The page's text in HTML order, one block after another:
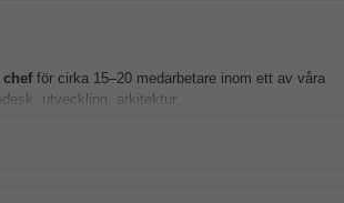
chefför cirka 15–20 medarbetare inom ett av våra
utveckling, arkitektur...